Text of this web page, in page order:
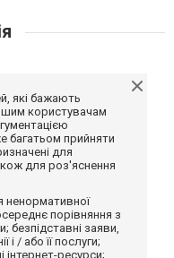
які бажають
користувачам
багатьом прийняти
для
для роз'яснення
ненормативної
порівняння з
безпідставні заяви,
/ або її послуги;
ресурси;